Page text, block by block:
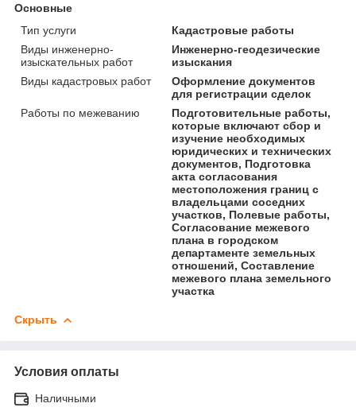
Основные
Тип услуги
Кадастровые работы
Виды инженерно-
изыскательных работ
Инженерно-геодезические
изыскания
Виды кадастровых работ
Оформление документов
для регистрации сделок
Работы по межеванию
Подготовительные работы,
которые включают сбор и
изучение необходимых
юридических и технических
документов, Подготовка
акта согласования
местоположения границ с
владельцами соседних
участков, Полевые работы,
Согласование межевого
плана в городском
департаменте земельных
отношений, Составление
межевого плана земельного
участка
Скрыть
Условия оплаты
Наличными